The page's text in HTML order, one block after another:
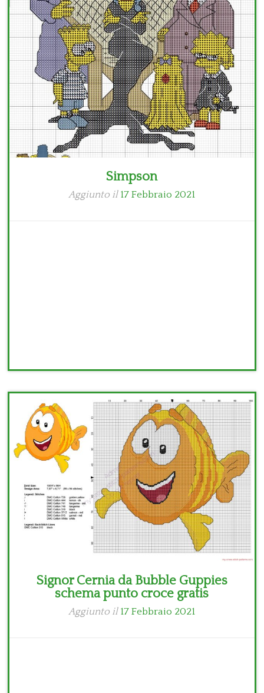
Simpson
Aggiunto il 17 Febbraio 2021
Signor Cernia da Bubble Guppies
schema punto croce gratis
Aggiunto il 17 Febbraio 2021